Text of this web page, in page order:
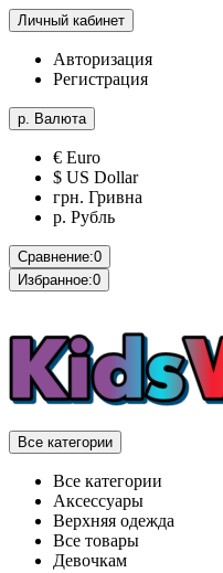
Личный кабинет
Авторизация
Регистрация
р. Валюта
€ Euro
$ US Dollar
грн. Гривна
р. Рубль
Сравнение:0
Избранное:0
Все категории
Все категории
Аксессуары
Верхняя одежда
Все товары
Девочкам